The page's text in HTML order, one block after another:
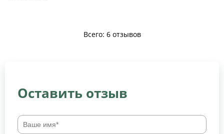
Всего: 6 отзывов
Оставить отзыв